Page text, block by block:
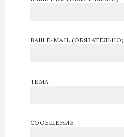
ВАШ E-MAIL (ОБЯЗАТЕЛЬНО)
ТЕМА
СООБЩЕНИЕ